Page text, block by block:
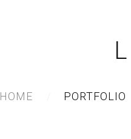
HOME PORTFOLIO